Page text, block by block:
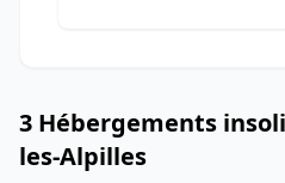
3 Hébergements
les-Alpilles